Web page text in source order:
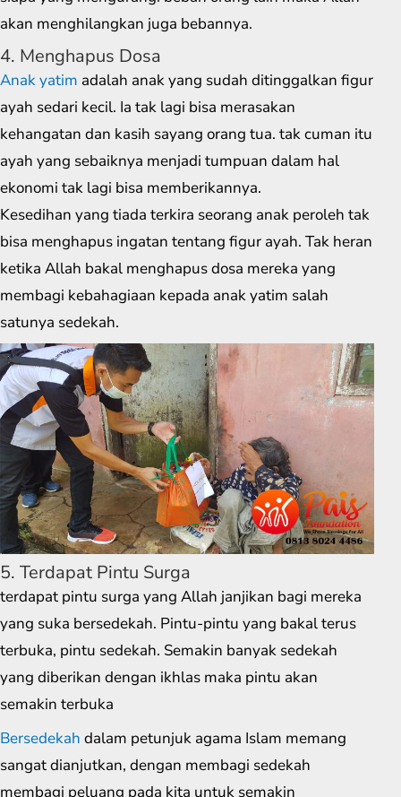
akan menghilangkan juga bebannya.
4. Menghapus Dosa
Anak yatim adalah anak yang sudah ditinggalkan figur
ayah sedari kecil. Ia tak lagi bisa merasakan
kehangatan dan kasih sayang orang tua. tak cuman itu
ayah yang sebaiknya menjadi tumpuan dalam hal
ekonomi tak lagi bisa memberikannya.
Kesedihan yang tiada terkira seorang anak peroleh tak
bisa menghapus ingatan tentang figur ayah. Tak heran
ketika Allah bakal menghapus dosa mereka yang
membagi kebahagiaan kepada anak yatim salah
satunya sedekah.
5. Terdapat Pintu Surga
terdapat pintu surga yang Allah janjikan bagi mereka
yang suka bersedekah. Pintu-pintu yang bakal terus
terbuka, pintu sedekah. Semakin banyak sedekah
yang diberikan dengan ikhlas maka pintu akan
semakin terbuka
Bersedekah dalam petunjuk agama Islam memang
sangat dianjutkan, dengan membagi sedekah
membagi peluang pada kita untuk semakin